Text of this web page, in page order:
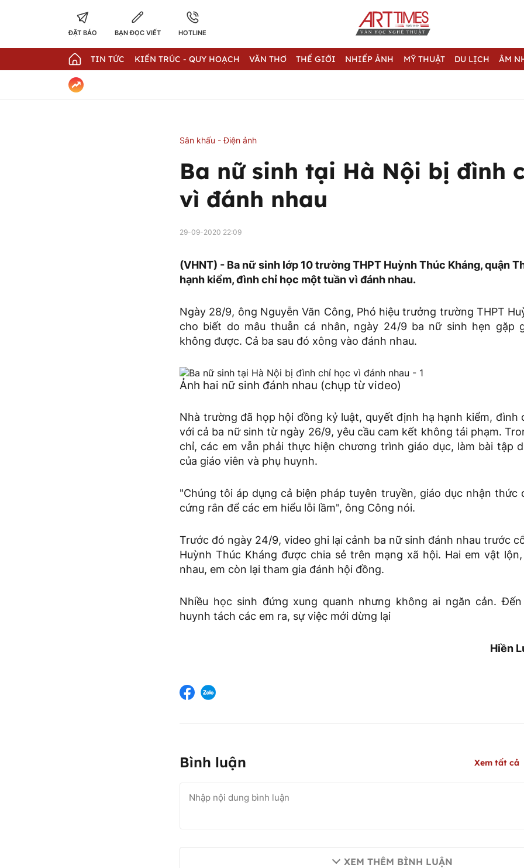
ĐẶT BÁO BẠN ĐỌC VIẾT HOTLINE
TIN TỨC KIẾN TRÚC - QUY HOẠCH VĂN THƠ THẾ GIỚI NHIẾP ẢNH MỸ THUẬT DU LỊCH ÂM
Sân khấu - Điện ảnh
Ba nữ sinh tại Hà Nội bị đình
vì đánh nhau
29-09-2020 22:09
(VHNT) - Ba nữ sinh lớp 10 trường THPT Huỳnh Thúc Kháng, quận
hạnh kiểm, đình chỉ học một tuần vì đánh nhau.
Ngày 28/9, ông Nguyễn Văn Công, Phó hiệu trưởng trường THPT
cho biết do mâu thuẫn cá nhân, ngày 24/9 ba nữ sinh hẹn gặp
không được. Cả ba sau đó xông vào đánh nhau.
Ảnh hai nữ sinh đánh nhau (chụp từ video)
Nhà trường đã họp hội đồng kỷ luật, quyết định hạ hạnh kiểm, đình
với cả ba nữ sinh từ ngày 26/9, yêu cầu cam kết không tái phạm.
chỉ, các em vẫn phải thực hiện chương trình giáo dục, làm bài tập
của giáo viên và phụ huynh.
"Chúng tôi áp dụng cả biện pháp tuyên truyền, giáo dục nhận thức
cứng rắn để các em hiểu lỗi lầm", ông Công nói.
Trước đó ngày 24/9, video ghi lại cảnh ba nữ sinh đánh nhau trước
Huỳnh Thúc Kháng được chia sẻ trên mạng xã hội. Hai em vật
nhau, em còn lại tham gia đánh hội đồng.
Nhiều học sinh đứng xung quanh nhưng không ai ngăn cản.
huynh tách các em ra, sự việc mới dừng lại
Hiền
Bình luận Xem tất cả
XEM THÊM BÌNH LUẬN